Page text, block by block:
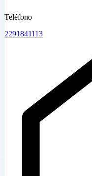
Teléfono
2291841113